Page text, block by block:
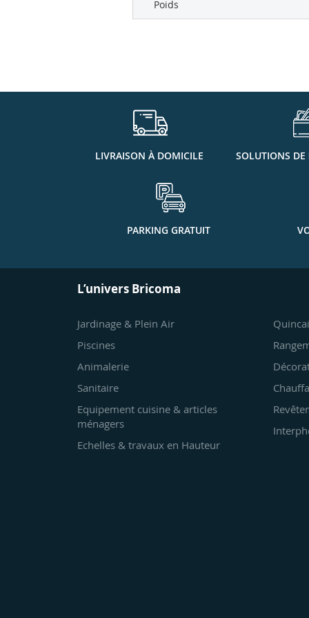
Poids
LIVRAISON À DOMICILE SOLUTIONS
PARKING GRATUIT
L’univers Bricoma
Jardinage & Plein Air
Piscines
Animalerie
Sanitaire
Equipement cuisine & articles
ménagers
Echelles & travaux en Hauteur